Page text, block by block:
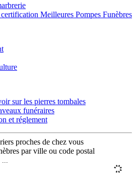
Meilleures Pompes Funèbres
sur les pierres tombales
funéraires
et réglement
proches de chez vous
par ville ou code postal